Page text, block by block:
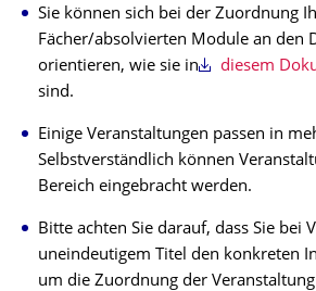
Sie können sich bei der Zuordnung
Fächer/absolvierten Module an den
orientieren, wie sie in
diesem
sind.
Einige Veranstaltungen passen in
Selbstverständlich können
Bereich eingebracht werden.
Bitte achten Sie darauf, dass Sie bei
uneindeutigem Titel den konkreten
um die Zuordnung der